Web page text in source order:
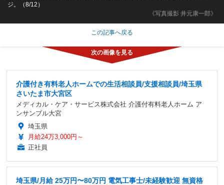
《写真撮影 井元康一郎》
ジ。（8/12）
この記事へ戻る
介護付き有料老人ホームでの生活相談員/支援相談員/埼玉県
さいたま市大宮区
メディカル・ケア・サービス株式会社 介護付有料老人ホーム ア
ンサンブル大宮
埼玉県
月給24万3,000円～
正社員
埼玉県/月給 25万円〜80万円 電気工事士/未経験歓迎 無資格